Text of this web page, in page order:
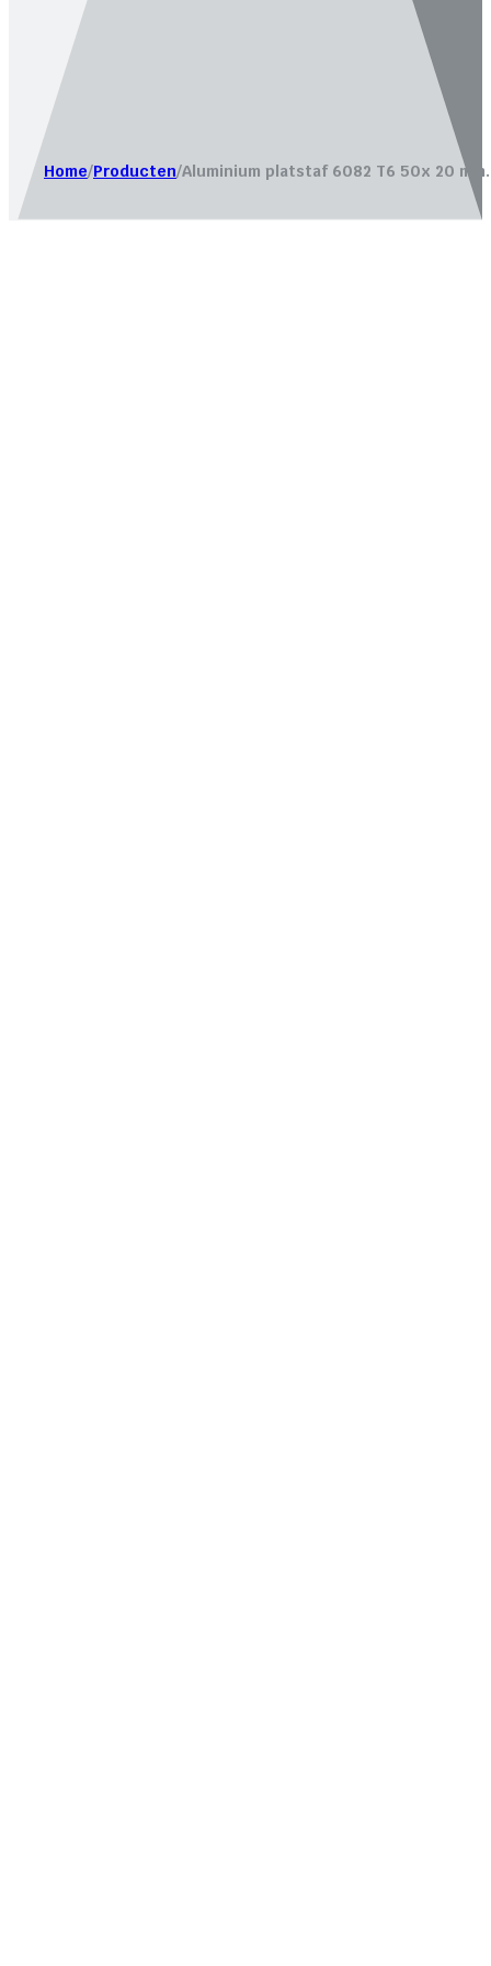
Website laten maken door Bureau Magneet – Online
Home/Producten/Aluminium platstaf 6082 T6 50x 20 mm.